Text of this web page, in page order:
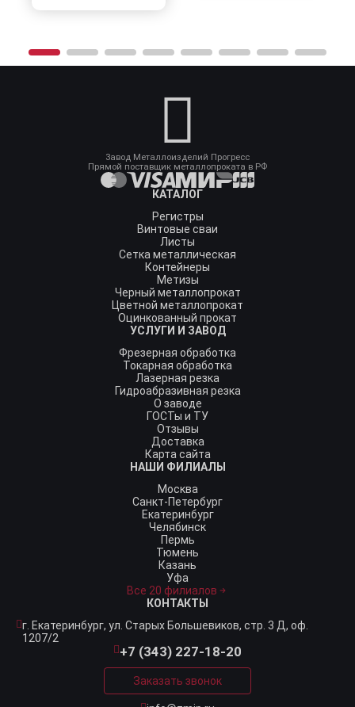
Завод Металлоизделий Прогресс
Прямой поставщик металлопроката в РФ
КАТАЛОГ
Регистры
Винтовые сваи
Листы
Сетка металлическая
Контейнеры
Метизы
Черный металлопрокат
Цветной металлопрокат
Оцинкованный прокат
УСЛУГИ И ЗАВОД
Фрезерная обработка
Токарная обработка
Лазерная резка
Гидроабразивная резка
О заводе
ГОСТы и ТУ
Отзывы
Доставка
Карта сайта
НАШИ ФИЛИАЛЫ
Москва
Санкт-Петербург
Екатеринбург
Челябинск
Пермь
Тюмень
Казань
Уфа
Все 20 филиалов
КОНТАКТЫ
г. Екатеринбург, ул. Старых Большевиков, стр. 3 Д, оф.
1207/2
+7 (343) 227-18-20
Заказать звонок